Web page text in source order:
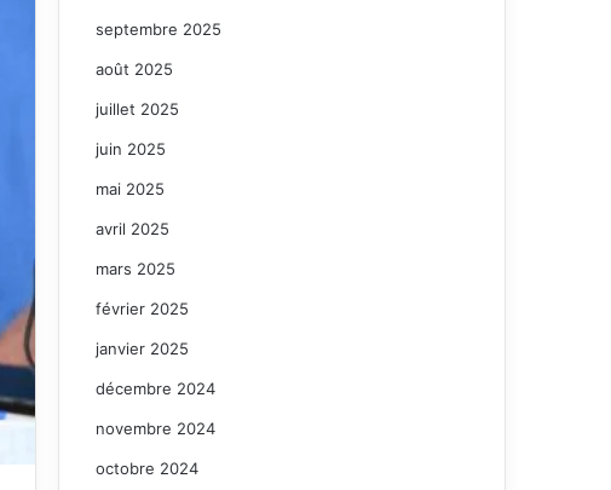
septembre 2025
août 2025
juillet 2025
juin 2025
mai 2025
avril 2025
mars 2025
février 2025
janvier 2025
décembre 2024
novembre 2024
octobre 2024